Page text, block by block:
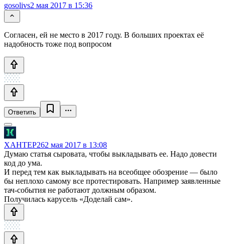
gosolivs2 мая 2017 в 15:36
Согласен, ей не место в 2017 году. В больших проектах её
надобность тоже под вопросом
Ответить
XAHTEP262 мая 2017 в 13:08
Думаю статья сыровата, чтобы выкладывать ее. Надо довести
код до ума.
И перед тем как выкладывать на всеобщее обозрение — было
бы неплохо самому все протестировать. Например заявленные
тач-события не работают должным образом.
Получилась карусель «Доделай сам».